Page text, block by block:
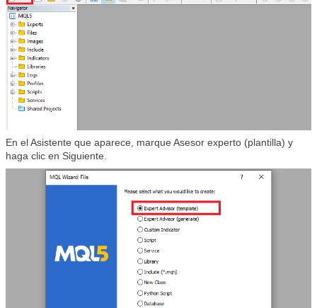
En el Asistente que aparece, marque Asesor experto (plantilla) y
haga clic en Siguiente.